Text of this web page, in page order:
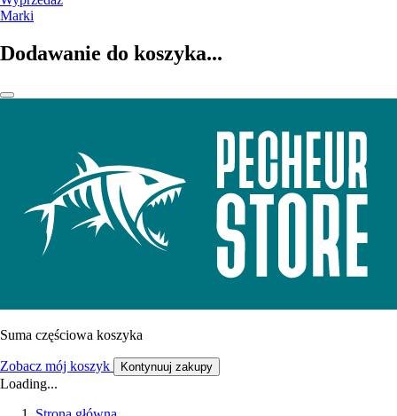
Marki
Dodawanie do koszyka...
Suma częściowa koszyka
Zobacz mój koszyk Kontynuuj zakupy
Loading...